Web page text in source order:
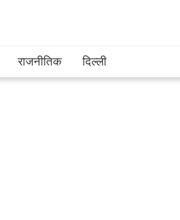
राजनीतिक दिल्ली